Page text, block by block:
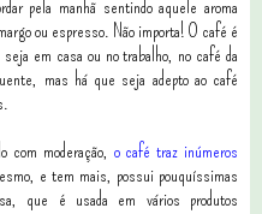
pela manhã sentindo aquele aroma
ou espresso. Não importa! O café é
em casa ou no trabalho, no café da
mas há que seja adepto ao café
com moderação, o café traz inúmeros
e tem mais, possui pouquíssimas
que é usada em vários produtos